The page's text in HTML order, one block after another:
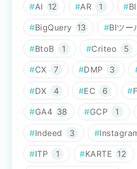
AI 12 AR 1 BI
BigQuery 13 BIツー
BtoB 1 Criteo 5
CX 7 DMP 3
DX 4 EC 6
GA4 38 GCP 1
Indeed 3
ITP 1 KARTE 12